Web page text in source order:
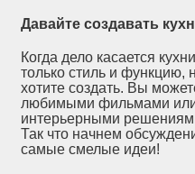
Давайте создавать
Когда дело касается
только стиль и функцию,
хотите создать. Вы
любимыми фильмами
интерьерными
Так что начнем
самые смелые идеи!